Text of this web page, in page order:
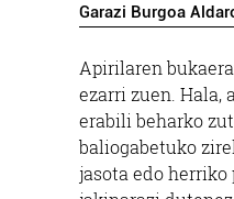
Garazi Burgoa
Apirilaren
ezarri zuen. Hala,
erabili beharko
baliogabetuko
jasota edo